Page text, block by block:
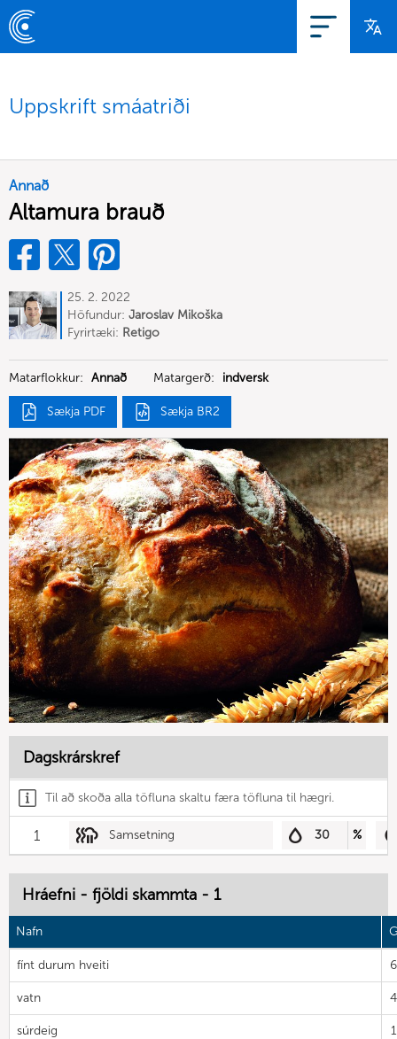
Uppskrift smáatriði
Annað
Altamura brauð
25. 2. 2022
Höfundur: Jaroslav Mikoška
Fyrirtæki: Retigo
Matarflokkur: Annað Matargerð: indversk
Sækja PDF Sækja BR2
Dagskrárskref
Til að skoða alla töfluna skaltu færa töfluna til hægri.
1 Samsetning 30 %
Hráefni - fjöldi skammta - 1
Nafn
fínt durum hveiti
vatn
súrdeig